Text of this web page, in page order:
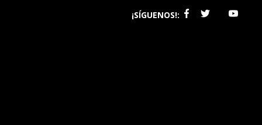
¡SÍGUENOS!: